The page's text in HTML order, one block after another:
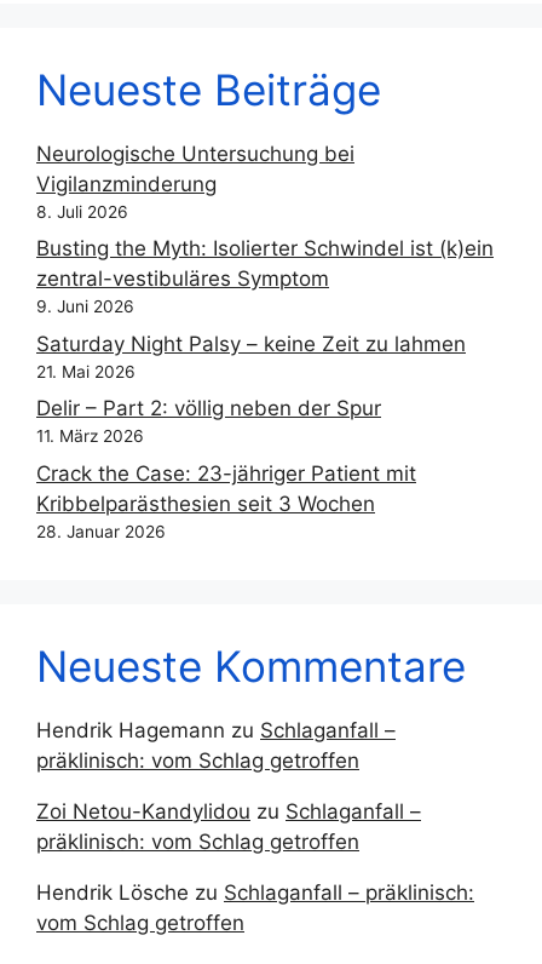
Neueste Beiträge
Neurologische Untersuchung bei
Vigilanzminderung
8. Juli 2026
Busting the Myth: Isolierter Schwindel ist (k)ein
zentral-vestibuläres Symptom
9. Juni 2026
Saturday Night Palsy – keine Zeit zu lahmen
21. Mai 2026
Delir – Part 2: völlig neben der Spur
11. März 2026
Crack the Case: 23-jähriger Patient mit
Kribbelparästhesien seit 3 Wochen
28. Januar 2026
Neueste Kommentare
Hendrik Hagemann zu Schlaganfall –
präklinisch: vom Schlag getroffen
Zoi Netou-Kandylidou zu Schlaganfall –
präklinisch: vom Schlag getroffen
Hendrik Lösche zu Schlaganfall – präklinisch:
vom Schlag getroffen